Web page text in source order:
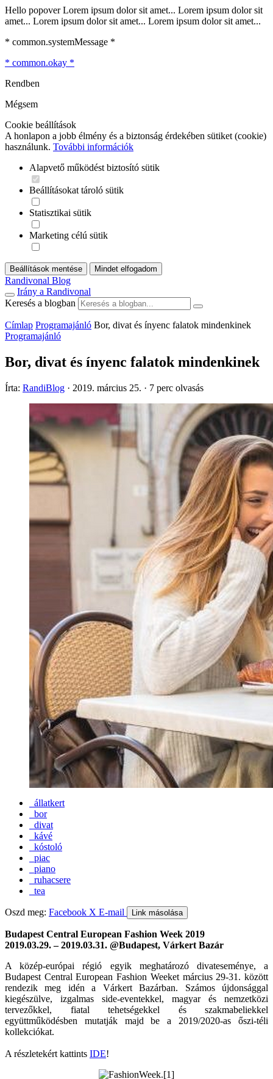
Hello popover Lorem ipsum dolor sit amet... Lorem ipsum dolor sit
amet... Lorem ipsum dolor sit amet... Lorem ipsum dolor sit amet...
* common.systemMessage *
* common.okay *
Rendben
Mégsem
Cookie beállítások
A honlapon a jobb élmény és a biztonság érdekében sütiket (cookie)
használunk. További információk
Alapvető működést biztosító sütik
Beállításokat tároló sütik
Statisztikai sütik
Marketing célú sütik
Beállítások mentése Mindet elfogadom
Randivonal Blog
Irány a Randivonal
Keresés a blogban
Címlap Programajánló Bor, divat és ínyenc falatok mindenkinek
Programajánló
Bor, divat és ínyenc falatok mindenkinek
Írta: RandiBlog · 2019. március 25. · 7 perc olvasás
állatkert
bor
divat
kávé
kóstoló
piac
piano
ruhacsere
tea
Oszd meg: Facebook X E-mail Link másolása
Budapest Central European Fashion Week 2019
2019.03.29. – 2019.03.31. @Budapest, Várkert Bazár
A közép-európai régió egyik meghatározó divateseménye, a
Budapest Central European Fashion Weeket március 29-31. között
rendezik meg idén a Várkert Bazárban. Számos újdonsággal
kiegészülve, izgalmas side-eventekkel, magyar és nemzetközi
tervezőkkel, fiatal tehetségekkel és szakmabeliekkel
együttműködésben mutatják majd be a 2019/2020-as őszi-téli
kollekciókat.
A részletekért kattints IDE!